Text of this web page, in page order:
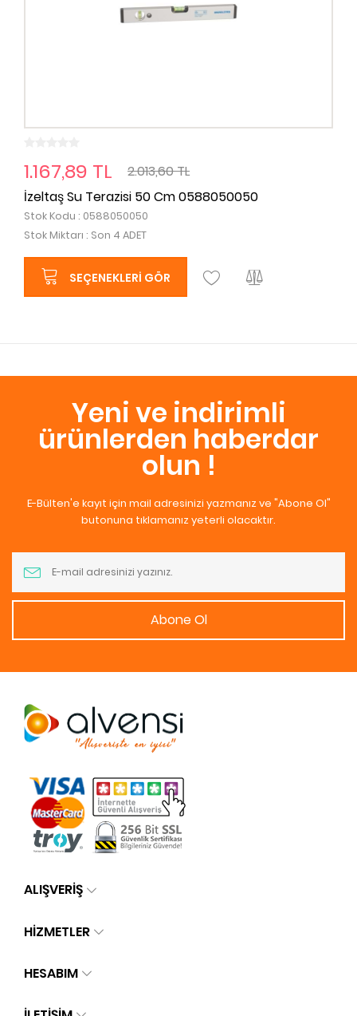
1.167,89 TL
2.013,60 TL
İzeltaş Su Terazisi 50 Cm 0588050050
Stok Kodu : 0588050050
Stok Miktarı : Son 4 ADET
SEÇENEKLERI GÖR
Yeni ve indirimli
ürünlerden haberdar
olun !
E-Bülten'e kayıt için mail adresinizi yazmanız ve "Abone Ol"
butonuna tıklamanız yeterli olacaktır.
Abone Ol
ALIŞVERİŞ
HİZMETLER
HESABIM